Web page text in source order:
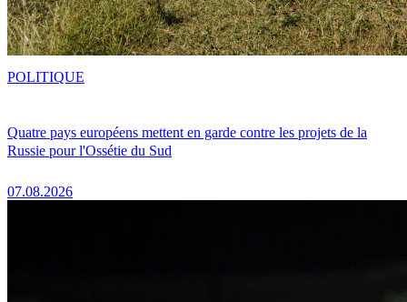
Quatre pays européens mettent en garde contre les projets de la
Russie pour l'Ossétie du Sud
07.08.2026
POLITIQUE